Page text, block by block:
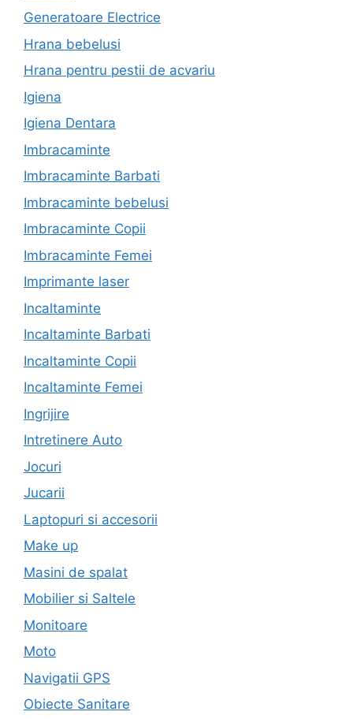
Generatoare Electrice
Hrana bebelusi
Hrana pentru pestii de acvariu
Igiena
Igiena Dentara
Imbracaminte
Imbracaminte Barbati
Imbracaminte bebelusi
Imbracaminte Copii
Imbracaminte Femei
Imprimante laser
Incaltaminte
Incaltaminte Barbati
Incaltaminte Copii
Incaltaminte Femei
Ingrijire
Intretinere Auto
Jocuri
Jucarii
Laptopuri si accesorii
Make up
Masini de spalat
Mobilier si Saltele
Monitoare
Moto
Navigatii GPS
Obiecte Sanitare